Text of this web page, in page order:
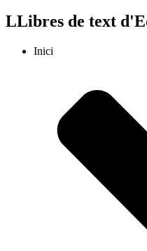
LLibres de text
Inici